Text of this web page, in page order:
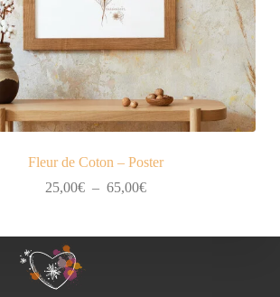
Fleur de Coton – Poster
25,00€ – 65,00€Plage
25,00€